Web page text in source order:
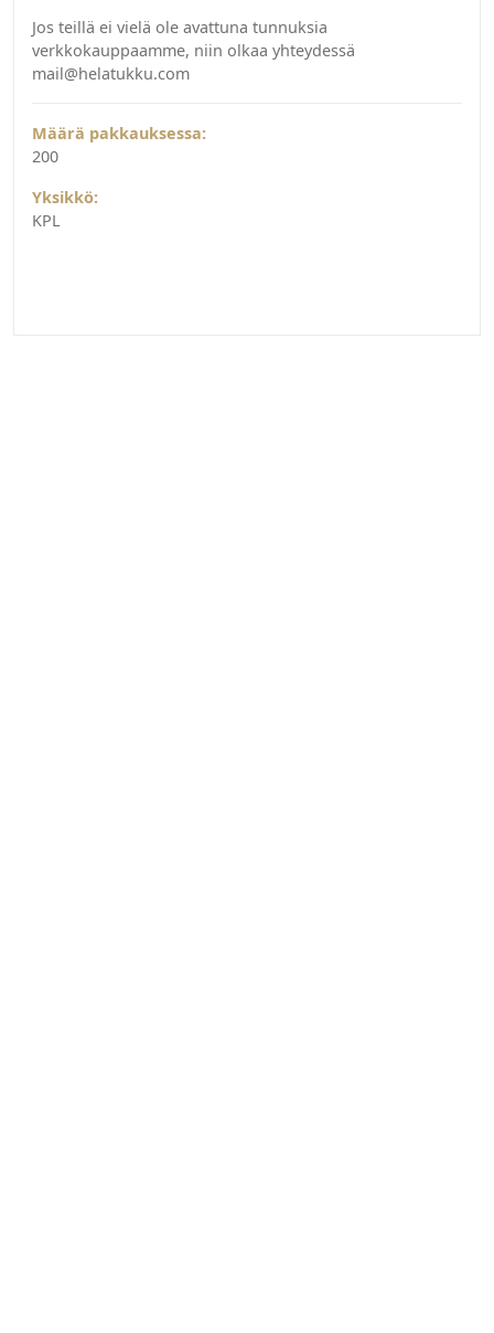
Jos teillä ei vielä ole avattuna tunnuksia
verkkokauppaamme, niin olkaa yhteydessä
mail@helatukku.com
Määrä pakkauksessa:
200
Yksikkö:
KPL